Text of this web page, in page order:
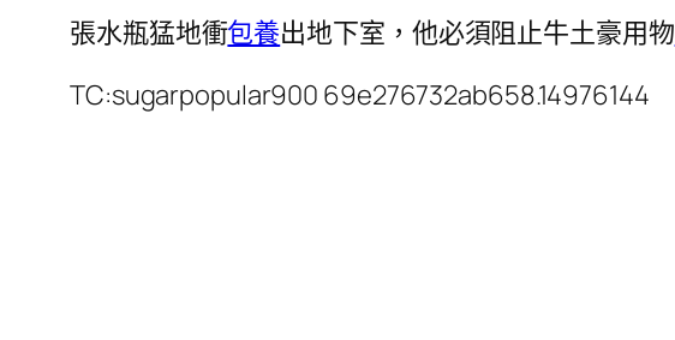
張水瓶猛地衝包養出地下室，他必須阻止牛土豪用物
TC:sugarpopular900 69e276732ab658.14976144